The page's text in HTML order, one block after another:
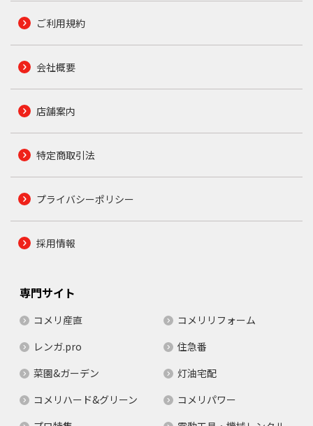
ご利用規約
会社概要
店舗案内
特定商取引法
プライバシーポリシー
採用情報
専門サイト
コメリ産直
コメリリフォーム
レンガ.pro
住急番
菜園&ガーデン
灯油宅配
コメリハード&グリーン
コメリパワー